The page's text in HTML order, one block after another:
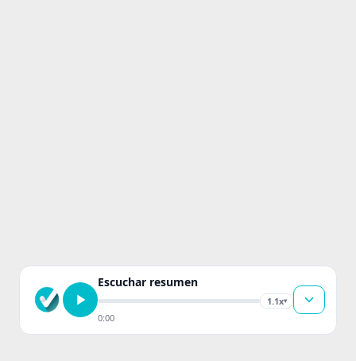
Escuchar resumen
1.1x▾
0:00